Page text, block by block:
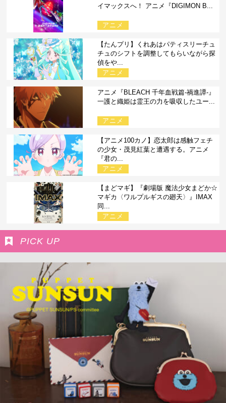
イマックスへ！ アニメ『DIGIMON B...
アニメ
【たんプリ】くれあはパティスリーチュ
チュのシフトを調整してもらいながら探
偵をや...
アニメ
アニメ『BLEACH 千年血戦篇-禍進譚-』
一護と織姫は霊王の力を吸収したユー...
アニメ
【アニメ100カノ】恋太郎は感触フェチ
の少女・茂見紅葉と遭遇する。アニメ
『君の...
アニメ
【まどマギ】『劇場版 魔法少女まどか☆
マギカ〈ワルプルギスの廻天〉』IMAX
同...
アニメ
PICK UP